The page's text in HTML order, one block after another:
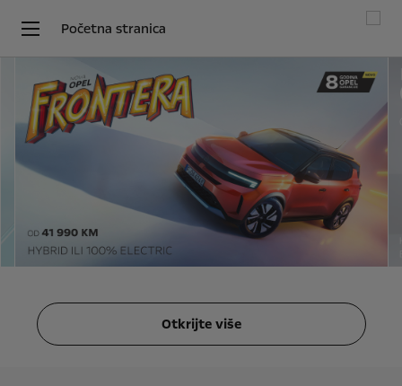
Početna stranica
Otkrijte više